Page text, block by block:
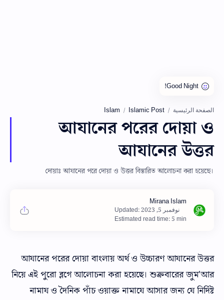
الصفحة الرئيسية Islam Islamic Post
আযানের পরের দোয়া ও
আযানের উত্তর
দোয়াঃ আযানের পরে দোয়া ও উত্তর বিস্তারিত আলোচনা করা হয়েছে।
Estimated read time: 5 min
আযানের পরের দোয়া বাংলায় অর্থ ও উচ্চারণ আযানের উত্তর
নিয়ে এই পুরো ব্লগে আলোচনা করা হয়েছে। শুক্রবারের জুম'আর
নামায ও দৈনিক পাঁচ ওয়াক্ত নামাযে আসার জন্য যে নির্দিষ্ট